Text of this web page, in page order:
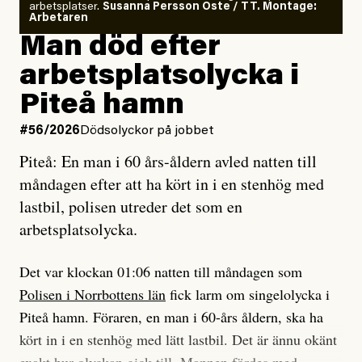
Vem är det som Dagens ETC skriver för?
Vad betyder det att vara en röd, grön och oberoende
tidning?
Vad är bra journalistik?
Ett försök till korta svar som jag hoppas kan förtydliga
för Kuhn och Sassarinis-McGowan och andra hur jag
som chefredaktör ser på Dagens ETC:s uppdrag och
roll.
Vi skriver för våra läsare som vill bli informerade,
överraskade, bekräftade, utmanade – och som kräver
att vi granskar allt och alla.
så säger jag tvärtemot.
Jag lärde mig renovera
enligt uråldrig metod
och lade min sista ungdom
på att laga en gammal bod.
Jag sökte ljuset och meningen,
efter det som var rent, rätt och sant,
och aldrig såg jag det klarare än
när jag ombord på bussen hjälpte en tant.
#23/2026Intervjun
Jesper Lundby: ”Livet i sig
är ganska politiskt”
arbetsplatser. Susanna Persson Öste / TT. Montage:
Arbetaren
Man död efter
arbetsplatsolycka i
Piteå hamn
#56/2026Dödsolyckor på jobbet
Piteå: En man i 60 års-åldern avled natten till
måndagen efter att ha kört in i en stenhög med
lastbil, polisen utreder det som en
arbetsplatsolycka.
Det var klockan 01:06 natten till måndagen som
Polisen i Norrbottens län fick larm om singelolycka i
Piteå hamn. Föraren, en man i 60-års åldern, ska ha
kört in i en stenhög med lätt lastbil. Det är ännu okänt